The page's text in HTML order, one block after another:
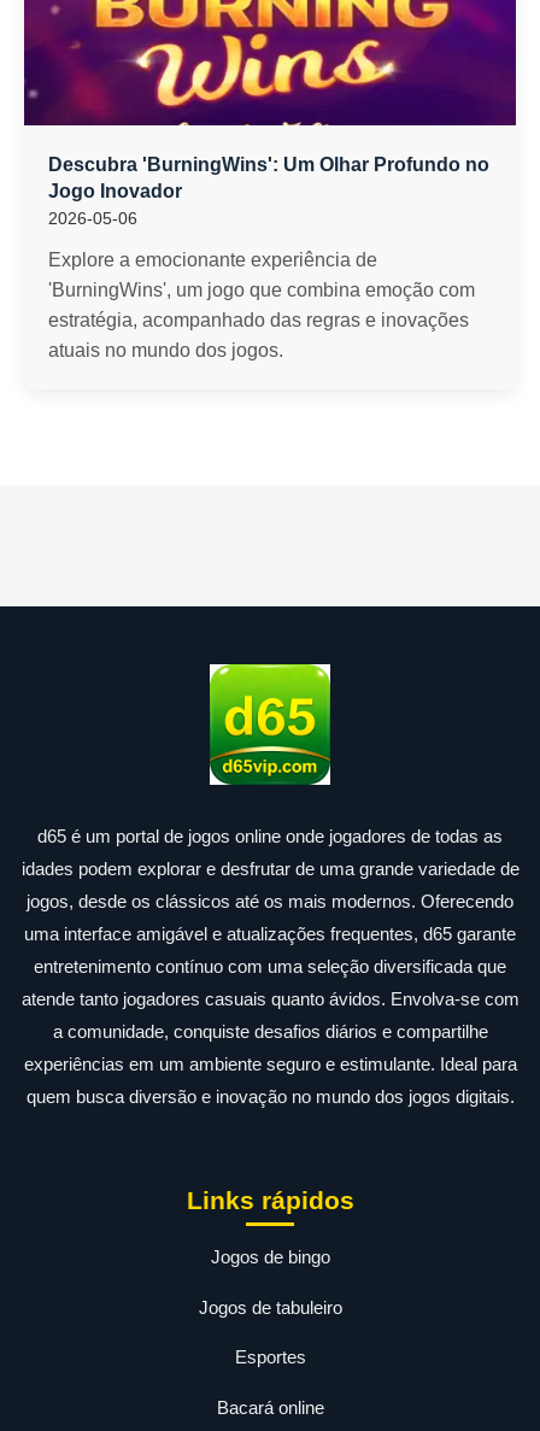
Descubra 'BurningWins': Um Olhar Profundo no
Jogo Inovador
2026-05-06
Explore a emocionante experiência de
'BurningWins', um jogo que combina emoção com
estratégia, acompanhado das regras e inovações
atuais no mundo dos jogos.
d65 é um portal de jogos online onde jogadores de todas as
idades podem explorar e desfrutar de uma grande variedade de
jogos, desde os clássicos até os mais modernos. Oferecendo
uma interface amigável e atualizações frequentes, d65 garante
entretenimento contínuo com uma seleção diversificada que
atende tanto jogadores casuais quanto ávidos. Envolva-se com
a comunidade, conquiste desafios diários e compartilhe
experiências em um ambiente seguro e estimulante. Ideal para
quem busca diversão e inovação no mundo dos jogos digitais.
Links rápidos
Jogos de bingo
Jogos de tabuleiro
Esportes
Bacará online